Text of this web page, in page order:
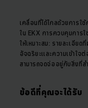
เคลื่อนที่ได้ไกลด้วยการใ
ใน EKX การควบคุมการใ
ให้เหมาะสม: รายละเอีย
อัจฉริยะและความเข้าใ
สามารถจดจ่ออยู่กับสิ่งที่
ข้อดีที่คุณจะได้รับ